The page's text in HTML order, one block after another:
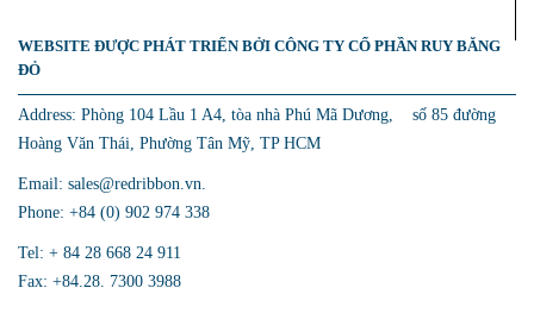
WEBSITE ĐƯỢC PHÁT TRIỂN BỞI CÔNG TY CỔ PHẦN RUY BĂNG
ĐỎ
Address: Phòng 104 Lầu 1 A4, tòa nhà Phú Mã Dương, số 85 đường
Hoàng Văn Thái, Phường Tân Mỹ, TP HCM
Email: sales@redribbon.vn.
Phone: +84 (0) 902 974 338
Tel: + 84 28 668 24 911
Fax: +84.28. 7300 3988